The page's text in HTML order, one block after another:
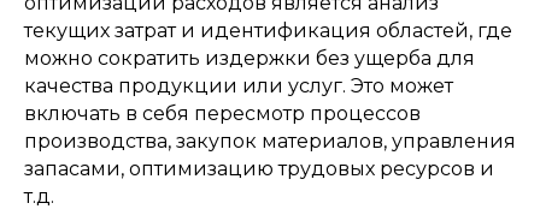
текущих затрат и идентификация областей, где
можно сократить издержки без ущерба для
качества продукции или услуг. Это может
включать в себя пересмотр процессов
производства, закупок материалов, управления
запасами, оптимизацию трудовых ресурсов и
т.д.